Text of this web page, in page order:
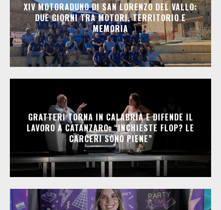
XIV MOTORADUNO DI SAN LORENZO DEL VALLO:
DUE GIORNI TRA MOTORI, TERRITORIO E
MEMORIA
GRATTERI TORNA IN CALABRIA E DIFENDE IL
LAVORO A CATANZARO: “INCHIESTE FLOP? LE
CARCERI SONO PIENE”